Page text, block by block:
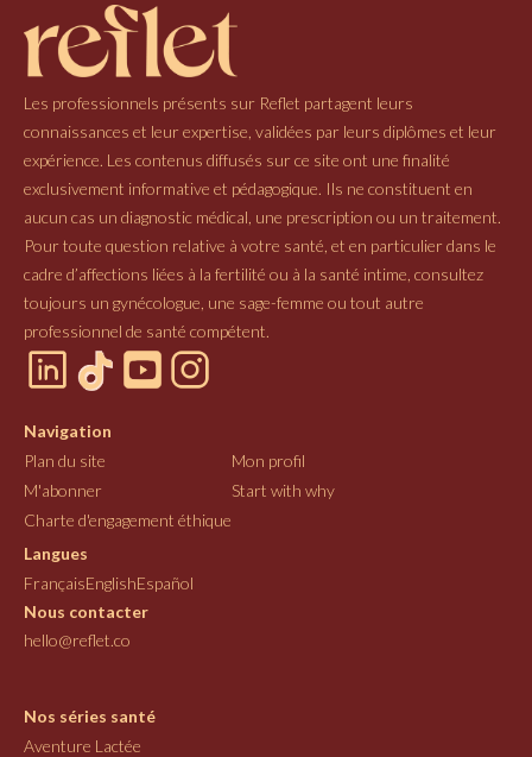
Les professionnels présents sur Reflet partagent leurs
connaissances et leur expertise, validées par leurs diplômes et leur
expérience. Les contenus diffusés sur ce site ont une finalité
exclusivement informative et pédagogique. Ils ne constituent en
aucun cas un diagnostic médical, une prescription ou un traitement.
Pour toute question relative à votre santé, et en particulier dans le
cadre d’affections liées à la fertilité ou à la santé intime, consultez
toujours un gynécologue, une sage-femme ou tout autre
professionnel de santé compétent.
Navigation
Plan du site
Mon profil
M'abonner
Start with why
Charte d'engagement éthique
Langues
FrançaisEnglishEspañol
Nous contacter
hello@reflet.co
Nos séries santé
Aventure Lactée